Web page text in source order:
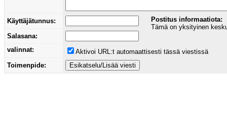
Käyttäjätunnus:
Postitus informaatiota:
Tämä on yksityinen
Salasana:
valinnat:
Aktivoi URL:t automaattisesti tässä viestissä
Toimenpide: